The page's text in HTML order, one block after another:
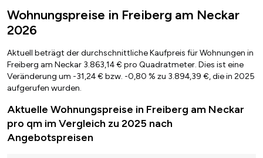
Wohnungspreise in Freiberg am Neckar
2026
Aktuell beträgt der durchschnittliche Kaufpreis für Wohnungen in
Freiberg am Neckar 3.863,14 € pro Quadratmeter. Dies ist eine
Veränderung um -31,24 € bzw. -0,80 % zu 3.894,39 €, die in 2025
aufgerufen wurden.
Aktuelle Wohnungspreise in Freiberg am Neckar
pro qm im Vergleich zu 2025 nach
Angebotspreisen